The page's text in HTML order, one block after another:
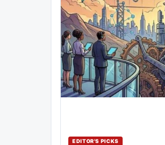
EDITOR'S PICKS